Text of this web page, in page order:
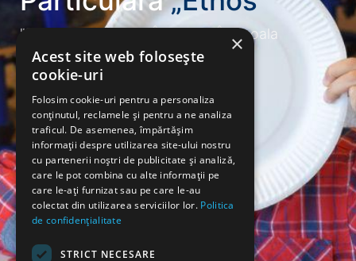
"Descoperă, Învață, Înfruntă -
În Școala​
Noastră, Viitorul TăuPrinde ARIPI!"
Contactați-ne
×
Acest site web folosește
cookie-uri
Folosim cookie-uri pentru a personaliza
conținutul, reclamele și pentru a ne analiza
traficul. De asemenea, împărtășim
informații despre utilizarea site-ului nostru
cu partenerii noștri de publicitate și analiză,
care le pot combina cu alte informații pe
care le-ați furnizat sau pe care le-au
colectat din utilizarea serviciilor lor. Politica
de confidențialitate
STRICT NECESARE